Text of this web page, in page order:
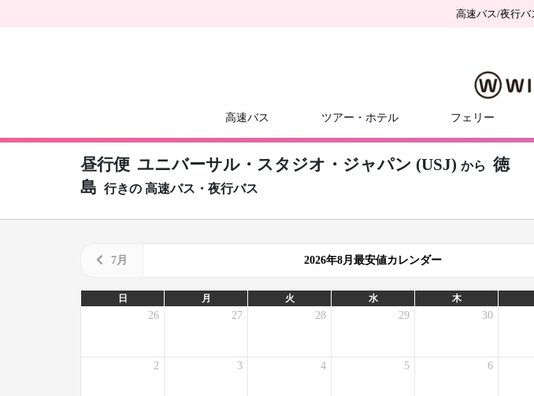
高速バス/夜行バ
高速バス ツアー・ホテル フェリー
昼行便 ユニバーサル・スタジオ・ジャパン (USJ) から
徳
島 行きの 高速バス・夜行バス
7月 2026年8月最安値カレンダー
日 月 火 水 木
26 27 28 29 30
2 3 4 5 6